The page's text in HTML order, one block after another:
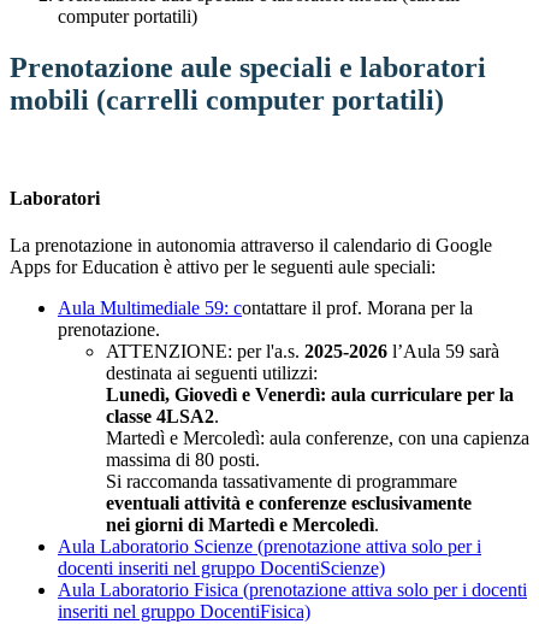
computer portatili)
Prenotazione aule speciali e laboratori
mobili (carrelli computer portatili)
Laboratori
La prenotazione in autonomia attraverso il calendario di Google
Apps for Education è attivo per le seguenti aule speciali:
Aula Multimediale 59: contattare il prof. Morana per la
prenotazione.
ATTENZIONE: per l'a.s. 2025-2026 l’Aula 59 sarà
destinata ai seguenti utilizzi:
Lunedì, Giovedì e Venerdì: aula curriculare per la
classe 4LSA2.
Martedì e Mercoledì: aula conferenze, con una capienza
massima di 80 posti.
Si raccomanda tassativamente di programmare
eventuali attività e conferenze esclusivamente
nei giorni di Martedì e Mercoledì.
Aula Laboratorio Scienze (prenotazione attiva solo per i
docenti inseriti nel gruppo DocentiScienze)
Aula Laboratorio Fisica (prenotazione attiva solo per i docenti
inseriti nel gruppo DocentiFisica)